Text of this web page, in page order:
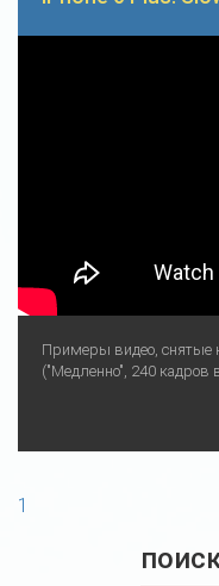
Примеры видео, снятые
("Медленно", 240 кадров
1